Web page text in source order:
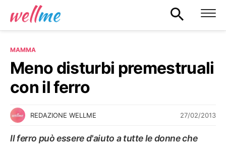
MAMMA
Meno disturbi premestruali
con il ferro
REDAZIONE WELLME 27/02/2013
Il ferro può essere d'aiuto a tutte le donne che